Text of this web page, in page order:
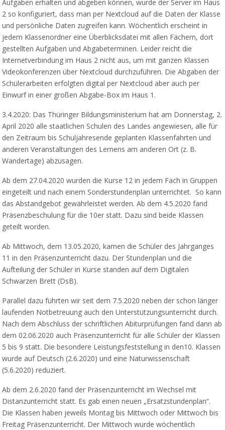
Aufgaben erhalten und abgeben können, wurde der Server im Haus
2 so konfiguriert, dass man per Nextcloud auf die Daten der Klasse
und persönliche Daten zugreifen kann. Wöchentlich erscheint in
jedem Klassenordner eine Überblicksdatei mit allen Fächern, dort
gestellten Aufgaben und Abgabeterminen. Leider reicht die
Internetverbindung im Haus 2 nicht aus, um mit ganzen Klassen
Videokonferenzen über Nextcloud durchzuführen. Die Abgaben der
Schülerarbeiten erfolgten digital per Nextcloud aber auch per
Einwurf in einer großen Abgabe-Box im Haus 1.
3.4.2020: Das Thüringer Bildungsministerium hat am Donnerstag, 2.
April 2020 alle staatlichen Schulen des Landes angewiesen, alle für
den Zeitraum bis Schuljahresende geplanten Klassenfahrten und
anderen Veranstaltungen des Lernens am anderen Ort (z. B.
Wandertage) abzusagen.
Ab dem 27.04.2020 wurden die Kurse 12 in jedem Fach in Gruppen
eingeteilt und nach einem Sonderstundenplan unterrichtet. So kann
das Abstandgebot gewährleistet werden. Ab dem 4.5.2020 fand
Präsenzbeschulung für die 10er statt. Dazu sind beide Klassen
geteilt worden.
Ab Mittwoch, dem 13.05.2020, kamen die Schüler des Jahrganges
11 in den Präsenzunterricht dazu. Der Stundenplan und die
Aufteilung der Schüler in Kurse standen auf dem Digitalen
Schwarzen Brett (DsB).
Parallel dazu führten wir seit dem 7.5.2020 neben der schon länger
laufenden Notbetreuung auch den Unterstützungsunterricht durch.
Nach dem Abschluss der schriftlichen Abiturprüfungen fand dann ab
dem 02.06.2020 auch Präsenzunterricht für alle Schüler der Klassen
5 bis 9 statt. Die besondere Leistungsfeststellung in den10. Klassen
wurde auf Deutsch (2.6.2020) und eine Naturwissenschaft
(5.6.2020) reduziert.
Ab dem 2.6.2020 fand der Präsenzunterricht im Wechsel mit
Distanzunterricht statt. Es gab einen neuen „Ersatzstundenplan“.
Die Klassen haben jeweils Montag bis Mittwoch oder Mittwoch bis
Freitag Präsenzunterricht. Der Mittwoch wurde wöchentlich